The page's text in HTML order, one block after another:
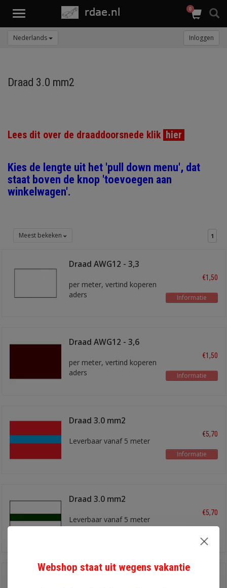
Toggle
0
Nederlands Inloggen
Draad 3.0 mm2
Lees dit over de draaddoorsnede klik hier
Kies de lengte uit het 'pull down menu', dat
staat boven de knop 'toevoegen aan
winkelwagen'.
Meest bekeken 1
Draad AWG12 - 3,3
per meter, vertind koperen
aders
€1,50
Informatie
Draad AWG12 - 3,6
per meter, vertind koperen
aders
€1,50
Informatie
Draad 3.0 mm2
Leverbaar vanaf 5 meter
€5,70
Informatie
Draad 3.0 mm2
Leverbaar vanaf 5 meter
€5,70
Webshop staat uit wegens vakantie